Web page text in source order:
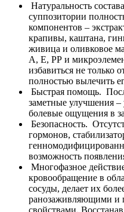
Натуральность
суппозитории
компонентов –
крапивы, каштана,
живица и оливковое
А, Е, РР и
избавиться не только
полностью вылечить
Быстрая помощь.
заметные улучшения
болевые ощущения в
Безопасность.
гормонов,
возможность
Многофазное
кровообращение в
сосуды, делает их
ранозаживляющими и